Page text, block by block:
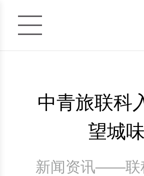
中青旅联科
望城
新闻资讯——联